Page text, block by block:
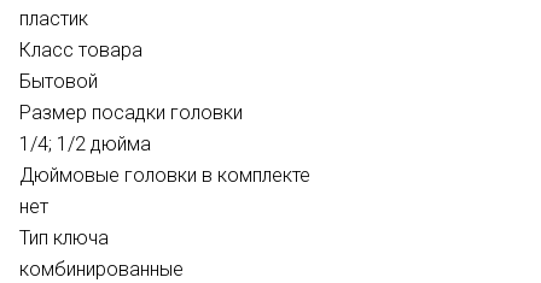
пластик
Класс товара
Бытовой
Размер посадки головки
1/4; 1/2 дюйма
Дюймовые головки в комплекте
нет
Тип ключа
комбинированные